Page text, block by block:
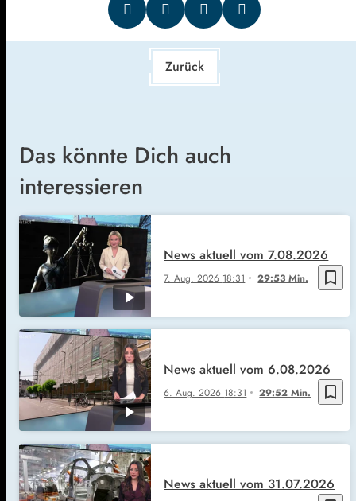
Zurück
Das könnte Dich auch
interessieren
bookmark_border
7. Aug. 2026 18:31 29:53 Min.
News aktuell vom 7.08.2026
bookmark_border
6. Aug. 2026 18:31 29:52 Min.
News aktuell vom 6.08.2026
News aktuell vom 31.07.2026